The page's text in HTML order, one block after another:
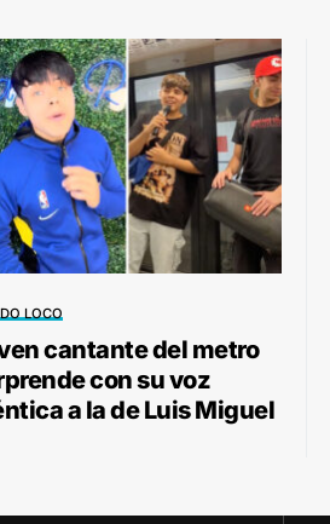
LOCO
cantante del metro
con su voz
a la de Luis Miguel